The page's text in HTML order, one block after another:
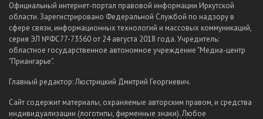
Официальный интернет-портал правовой информации Иркутской
области. Зарегистрировано Федеральной Службой по надзору в
сфере связи, информационных технологий и массовых коммуникаций,
серия ЭЛ №ФС77-73560 от 24 августа 2018 года. Учредитель:
областное государственное автономное учреждение "Медиа-центр
"Приангарье".
Главный редактор: Люстрицкий Дмитрий Георгиевич.
Сайт содержит материалы, охраняемые авторским правом, и средства
индивидуализации (логотипы, фирменные знаки). Любое